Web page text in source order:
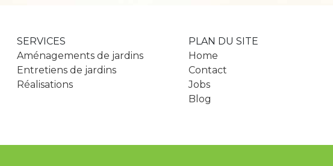
SERVICES
Aménagements de jardins
Entretiens de jardins
Réalisations
PLAN DU SITE
Home
Contact
Jobs
Blog